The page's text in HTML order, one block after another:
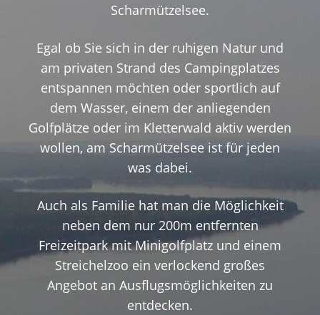
Scharmützelsee.
Egal ob Sie sich in der ruhigen Natur und
am privaten Strand des Campingplatzes
entspannen möchten oder sportlich auf
dem Wasser, einem der anliegenden
Golfplätze oder im Kletterwald aktiv werden
wollen, am Scharmützelsee ist für jeden
was dabei.
Auch als Familie hat man die Möglichkeit
neben dem nur 200m entfernten
Freizeitpark mit Minigolfplatz und einem
Streichelzoo ein verlockend großes
Angebot an Ausflugsmöglichkeiten zu
entdecken.